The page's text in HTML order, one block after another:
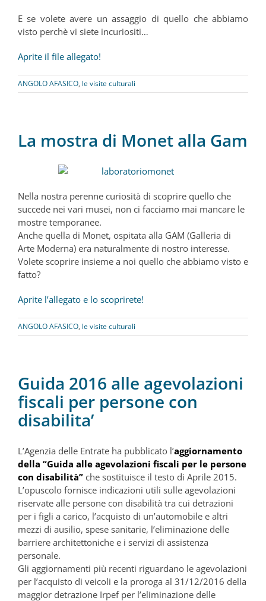
E se volete avere un assaggio di quello che abbiamo
visto perchè vi siete incuriositi…
Aprite il file allegato!
ANGOLO AFASICO, le visite culturali
La mostra di Monet alla Gam
Nella nostra perenne curiosità di scoprire quello che
succede nei vari musei, non ci facciamo mai mancare le
mostre temporanee.
Anche quella di Monet, ospitata alla GAM (Galleria di
Arte Moderna) era naturalmente di nostro interesse.
Volete scoprire insieme a noi quello che abbiamo visto e
fatto?
Aprite l’allegato e lo scoprirete!
ANGOLO AFASICO, le visite culturali
Guida 2016 alle agevolazioni
fiscali per persone con
disabilita’
L’Agenzia delle Entrate ha pubblicato l’aggiornamento
della “Guida alle agevolazioni fiscali per le persone
con disabilità” che sostituisce il testo di Aprile 2015.
L’opuscolo fornisce indicazioni utili sulle agevolazioni
riservate alle persone con disabilità tra cui detrazioni
per i figli a carico, l’acquisto di un’automobile e altri
mezzi di ausilio, spese sanitarie, l’eliminazione delle
barriere architettoniche e i servizi di assistenza
personale.
Gli aggiornamenti più recenti riguardano le agevolazioni
per l’acquisto di veicoli e la proroga al 31/12/2016 della
maggior detrazione Irpef per l’eliminazione delle